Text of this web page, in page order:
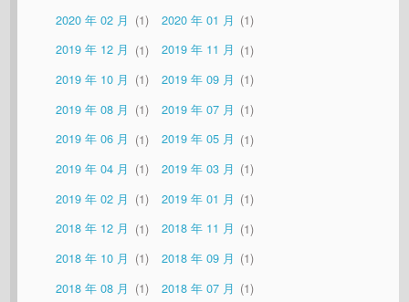
2020 年 02 月
1 2020 年 01 月
1
2019 年 12 月
1 2019 年 11 月
1
2019 年 10 月
1 2019 年 09 月
1
2019 年 08 月
1 2019 年 07 月
1
2019 年 06 月
1 2019 年 05 月
1
2019 年 04 月
1 2019 年 03 月
1
2019 年 02 月
1 2019 年 01 月
1
2018 年 12 月
1 2018 年 11 月
1
2018 年 10 月
1 2018 年 09 月
1
2018 年 08 月
1 2018 年 07 月
1